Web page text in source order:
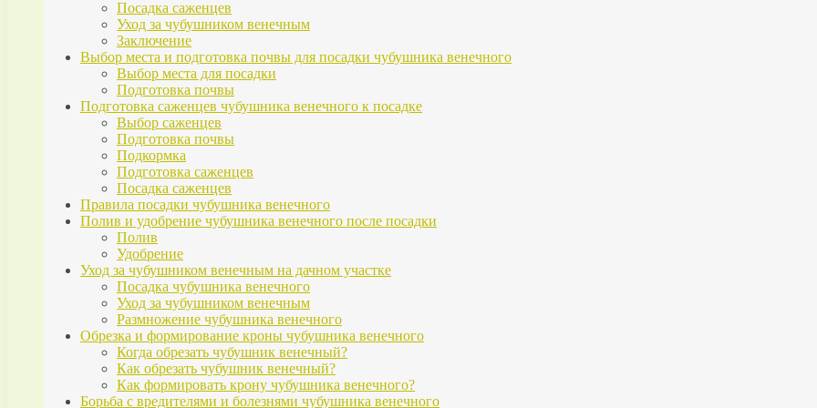
Посадка саженцев
Уход за чубушником венечным
Заключение
Выбор места и подготовка почвы для посадки чубушника венечного
Выбор места для посадки
Подготовка почвы
Подготовка саженцев чубушника венечного к посадке
Выбор саженцев
Подготовка почвы
Подкормка
Подготовка саженцев
Посадка саженцев
Правила посадки чубушника венечного
Полив и удобрение чубушника венечного после посадки
Полив
Удобрение
Уход за чубушником венечным на дачном участке
Посадка чубушника венечного
Уход за чубушником венечным
Размножение чубушника венечного
Обрезка и формирование кроны чубушника венечного
Когда обрезать чубушник венечный?
Как обрезать чубушник венечный?
Как формировать крону чубушника венечного?
Борьба с вредителями и болезнями чубушника венечного